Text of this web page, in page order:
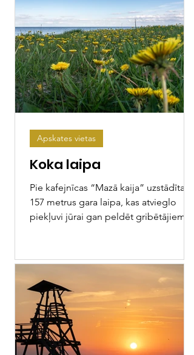
Koka laipa
Pie kafejnīcas “Mazā kaija” uzstādīta
157 metrus gara laipa, kas atvieglo
piekļuvi jūrai gan peldēt gribētājiem,
Apskates vietas